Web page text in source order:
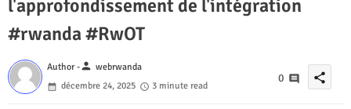
l'approfondissement de l'intégration
#rwanda #RwOT
Author -person webrwanda
décembre 24, 2025
3 minute read
0 share